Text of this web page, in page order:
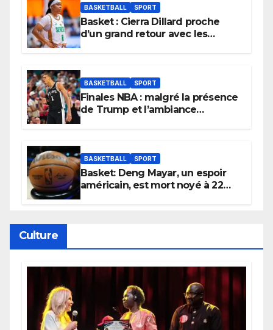
BASKETBALL SPORT
Basket : Cierra Dillard proche
d’un grand retour avec les
BASKETBALL SPORT
Finales NBA : malgré la présence
de Trump et l’ambiance
BASKETBALL SPORT
Basket: Deng Mayar, un espoir
américain, est mort noyé à 22
Culture